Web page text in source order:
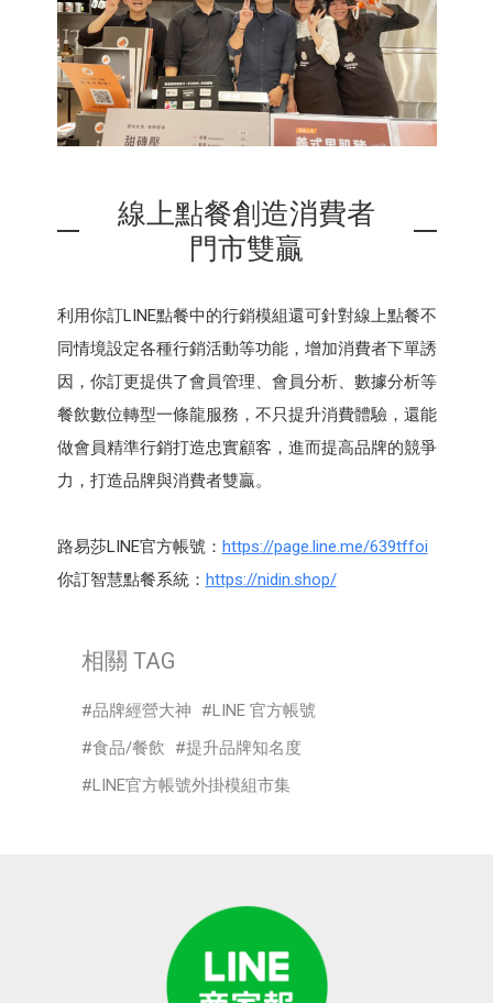
線上點餐創造消費者
門市雙贏
利用你訂LINE點餐中的行銷模組還可針對線上點餐不
同情境設定各種行銷活動等功能，增加消費者下單誘
因，你訂更提供了會員管理、會員分析、數據分析等
餐飲數位轉型一條龍服務，不只提升消費體驗，還能
做會員精準行銷打造忠實顧客，進而提高品牌的競爭
力，打造品牌與消費者雙贏。
路易莎LINE官方帳號： https://page.line.me/639tffoi
你訂智慧點餐系統： https://nidin.shop/
相關 TAG
品牌經營大神
LINE 官方帳號
食品/餐飲
提升品牌知名度
LINE官方帳號外掛模組市集